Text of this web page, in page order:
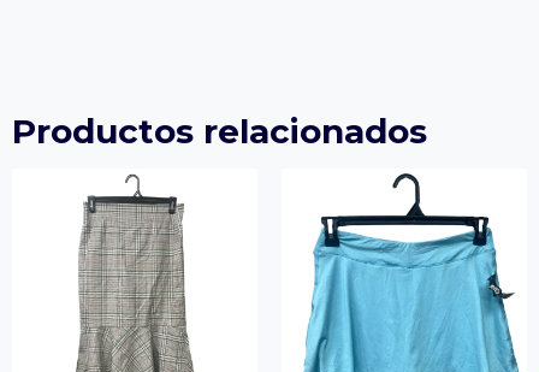
Productos relacionados